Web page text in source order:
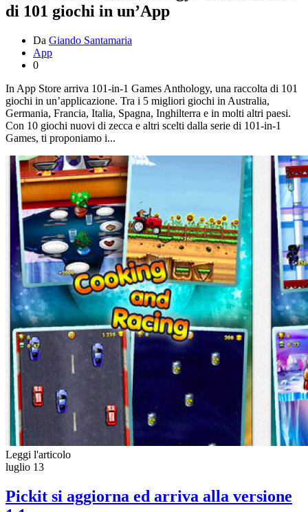
di 101 giochi in un’App
Da Giando Santamaria
App
0
In App Store arriva 101-in-1 Games Anthology, una raccolta di 101
giochi in un’applicazione. Tra i 5 migliori giochi in Australia,
Germania, Francia, Italia, Spagna, Inghilterra e in molti altri paesi.
Con 10 giochi nuovi di zecca e altri scelti dalla serie di 101-in-1
Games, ti proponiamo i...
Leggi l'articolo
luglio 13
Pickit si aggiorna ed arriva alla versione